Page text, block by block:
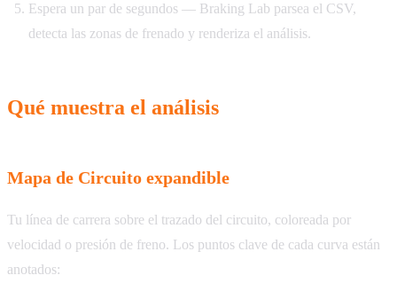
Espera un par de segundos — Braking Lab parsea el CSV,
detecta las zonas de frenado y renderiza el análisis.
Qué muestra el análisis
Mapa de Circuito expandible
Tu línea de carrera sobre el trazado del circuito, coloreada por
velocidad o presión de freno. Los puntos clave de cada curva están
anotados: